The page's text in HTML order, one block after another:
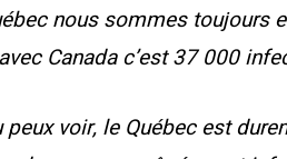
nous sommes toujours
Canada c’est 37 000
peux voir, le Québec est